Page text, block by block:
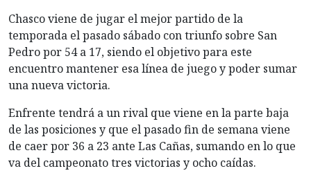
Chasco viene de jugar el mejor partido de la
temporada el pasado sábado con triunfo sobre San
Pedro por 54 a 17, siendo el objetivo para este
encuentro mantener esa línea de juego y poder sumar
una nueva victoria.
Enfrente tendrá a un rival que viene en la parte baja
de las posiciones y que el pasado fin de semana viene
de caer por 36 a 23 ante Las Cañas, sumando en lo que
va del campeonato tres victorias y ocho caídas.